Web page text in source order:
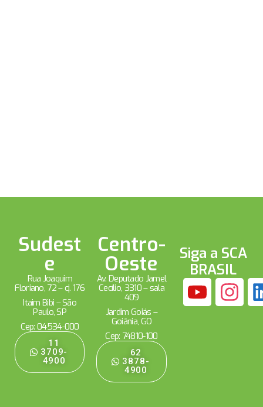
Sudest
e
Rua Joaquim
Floriano, 72 – cj. 176
Itaim Bibi – São
Paulo, SP
Cep: 04534-000
11
3709-
4900
Centro-
Oeste
Av. Deputado Jamel
Cecílio, 3310 – sala
409
Jardim Goiás –
Goiânia, GO
Cep: 74810-100
62
3878-
4900
Siga a SCA
BRASIL